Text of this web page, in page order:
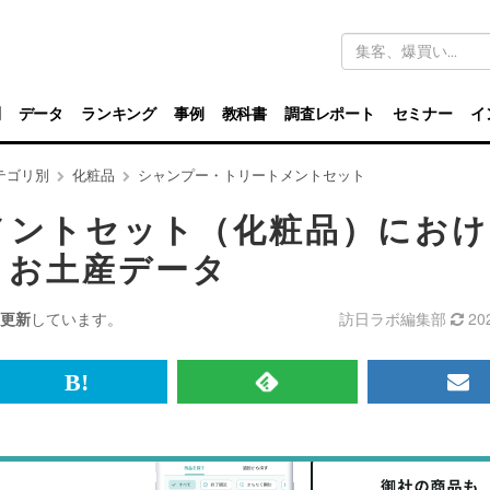
キ
ワ
ド
検
索
データ ランキング 事例 教科書 調査レポート セミナー イ
ゴリ別 化粧品 シャンプー・トリートメントセット
トセット（化粧品）にお
土産データ
新しています。 訪日ラボ編集部
は
な
RSS
記
メ
マ